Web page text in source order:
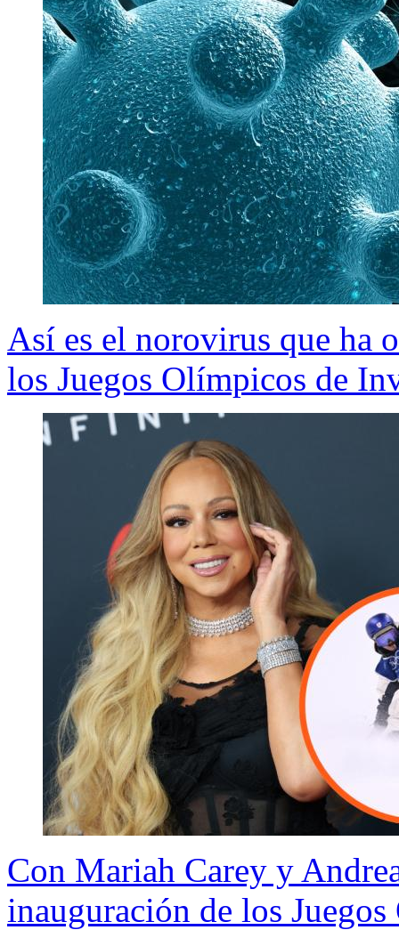
Así es el norovirus que ha
los Juegos Olímpicos de
Con Mariah Carey y
inauguración de los